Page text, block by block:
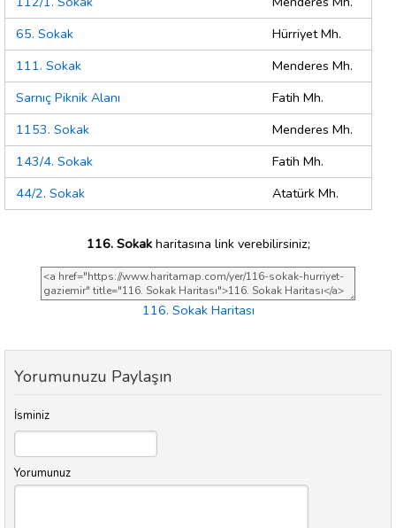
65. Sokak
Hürriyet Mh.
111. Sokak
Menderes Mh.
Sarnıç Piknik Alanı
Fatih Mh.
1153. Sokak
Menderes Mh.
143/4. Sokak
Fatih Mh.
44/2. Sokak
Atatürk Mh.
116. Sokakharitasına link verebilirsiniz;
116. Sokak Haritası
Yorumunuzu Paylaşın
İsminiz
Yorumunuz